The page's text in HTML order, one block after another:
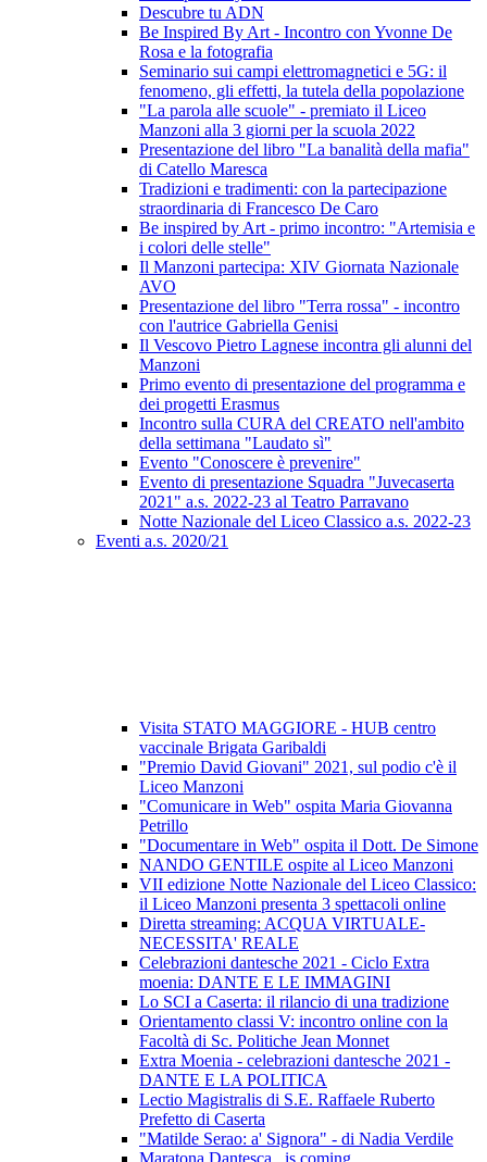
Descubre tu ADN
Be Inspired By Art - Incontro con Yvonne De
Rosa e la fotografia
Seminario sui campi elettromagnetici e 5G: il
fenomeno, gli effetti, la tutela della popolazione
"La parola alle scuole" - premiato il Liceo
Manzoni alla 3 giorni per la scuola 2022
Presentazione del libro "La banalità della mafia"
di Catello Maresca
Tradizioni e tradimenti: con la partecipazione
straordinaria di Francesco De Caro
Be inspired by Art - primo incontro: "Artemisia e
i colori delle stelle"
Il Manzoni partecipa: XIV Giornata Nazionale
AVO
Presentazione del libro "Terra rossa" - incontro
con l'autrice Gabriella Genisi
Il Vescovo Pietro Lagnese incontra gli alunni del
Manzoni
Primo evento di presentazione del programma e
dei progetti Erasmus
Incontro sulla CURA del CREATO nell'ambito
della settimana "Laudato sì"
Evento "Conoscere è prevenire"
Evento di presentazione Squadra "Juvecaserta
2021" a.s. 2022-23 al Teatro Parravano
Notte Nazionale del Liceo Classico a.s. 2022-23
Eventi a.s. 2020/21
Visita STATO MAGGIORE - HUB centro
vaccinale Brigata Garibaldi
"Premio David Giovani" 2021, sul podio c'è il
Liceo Manzoni
"Comunicare in Web" ospita Maria Giovanna
Petrillo
"Documentare in Web" ospita il Dott. De Simone
NANDO GENTILE ospite al Liceo Manzoni
VII edizione Notte Nazionale del Liceo Classico:
il Liceo Manzoni presenta 3 spettacoli online
Diretta streaming: ACQUA VIRTUALE-
NECESSITA' REALE
Celebrazioni dantesche 2021 - Ciclo Extra
moenia: DANTE E LE IMMAGINI
Lo SCI a Caserta: il rilancio di una tradizione
Orientamento classi V: incontro online con la
Facoltà di Sc. Politiche Jean Monnet
Extra Moenia - celebrazioni dantesche 2021 -
DANTE E LA POLITICA
Lectio Magistralis di S.E. Raffaele Ruberto
Prefetto di Caserta
"Matilde Serao: a' Signora" - di Nadia Verdile